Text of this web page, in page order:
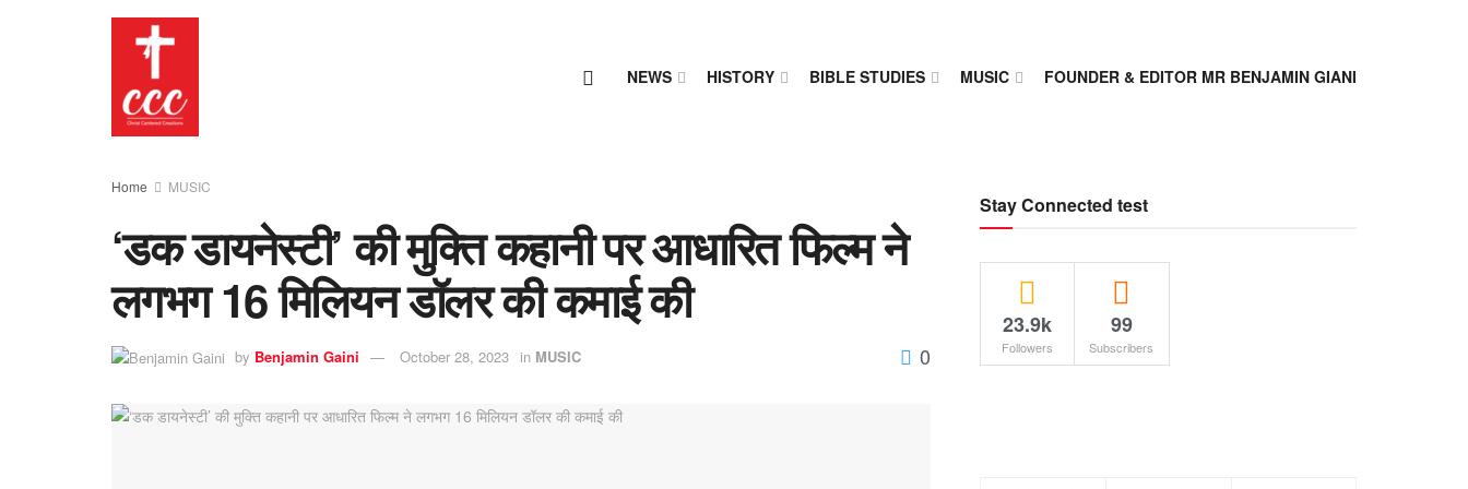
NEWS HISTORY BIBLE STUDIES MUSIC FOUNDER & EDITOR MR BENJAMIN GIANI
Home MUSIC
‘डक डायनेस्टी’ की मुक्ति कहानी पर आधारित फिल्म ने
लगभग 16 मिलियन डॉलर की कमाई की
by Benjamin Gaini October 28, 2023 in MUSIC 0
Stay Connected test
23.9k
Followers
99
Subscribers